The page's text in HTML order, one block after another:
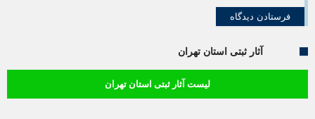
آثار ثبتی استان تهران
لیست آثار ثبتی استان تهران